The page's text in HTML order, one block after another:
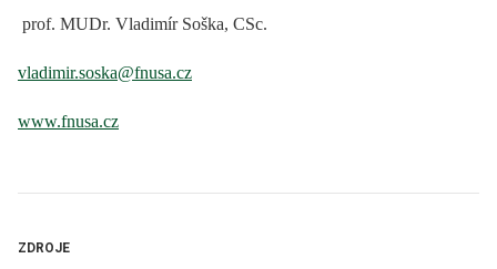
prof. MUDr. Vladimír Soška, CSc.
vladimir.soska@fnusa.cz
www.fnusa.cz
ZDROJE